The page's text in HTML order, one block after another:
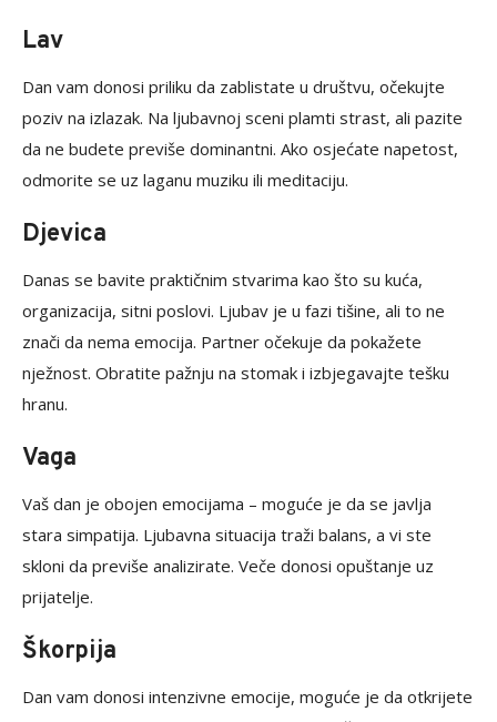
Lav
Dan vam donosi priliku da zablistate u društvu, očekujte
poziv na izlazak. Na ljubavnoj sceni plamti strast, ali pazite
da ne budete previše dominantni. Ako osjećate napetost,
odmorite se uz laganu muziku ili meditaciju.
Djevica
Danas se bavite praktičnim stvarima kao što su kuća,
organizacija, sitni poslovi. Ljubav je u fazi tišine, ali to ne
znači da nema emocija. Partner očekuje da pokažete
nježnost. Obratite pažnju na stomak i izbjegavajte tešku
hranu.
Vaga
Vaš dan je obojen emocijama – moguće je da se javlja
stara simpatija. Ljubavna situacija traži balans, a vi ste
skloni da previše analizirate. Veče donosi opuštanje uz
prijatelje.
Škorpija
Dan vam donosi intenzivne emocije, moguće je da otkrijete